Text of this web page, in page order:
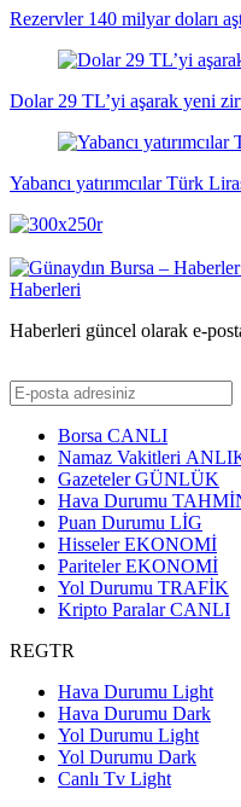
Rezervler 140 milyar doları
Dolar 29 TL’yi aşarak yeni
Yabancı yatırımcılar Türk
Haberleri güncel olarak e-
Borsa CANLI
Namaz Vakitleri
GazetelerGÜNLÜK
Hava Durumu
Puan Durumu LİG
HisselerEKONOMİ
ParitelerEKONOMİ
Yol Durumu TRAFİK
Kripto ParalarCANLI
REGTR
Hava Durumu Light
Hava Durumu Dark
Yol Durumu Light
Yol Durumu Dark
Canlı Tv Light